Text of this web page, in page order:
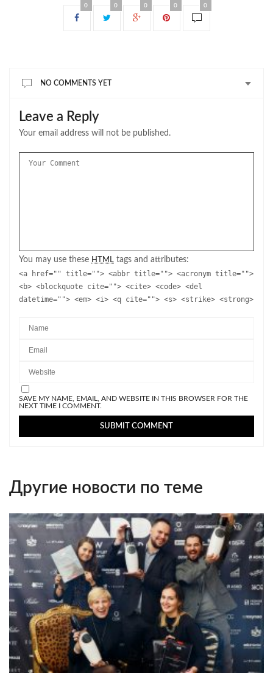
0 0 0 0 0
NO COMMENTS YET
Leave a Reply
Your email address will not be published.
You may use these HTML tags and attributes:
<a href="" title=""> <abbr title=""> <acronym title="">
<b> <blockquote cite=""> <cite> <code> <del
datetime=""> <em> <i> <q cite=""> <s> <strike> <strong>
SAVE MY NAME, EMAIL, AND WEBSITE IN THIS BROWSER FOR THE
NEXT TIME I COMMENT.
Другие новости по теме